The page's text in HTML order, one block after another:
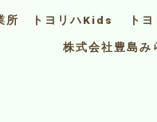
所 トヨリハKids ト
株式会社豊島み